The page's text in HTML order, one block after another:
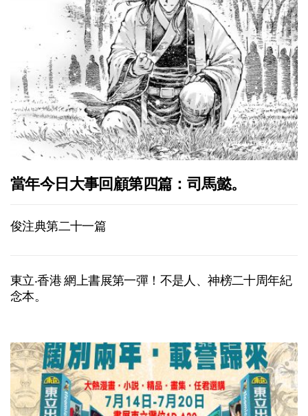
當年今日大事回顧第四篇：司馬懿。
俊注典第二十一篇
東立‧香港 網上書展第一彈！不是人、神榜二十周年紀
念本。